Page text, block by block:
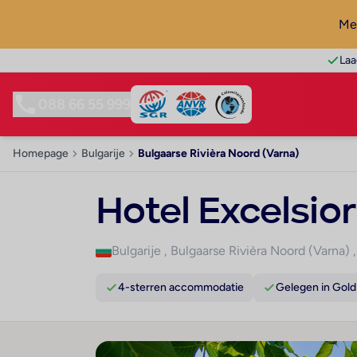
Homepage Bulgarije Bulgaarse Rivièra Noord (Varna)
Hotel Excelsior
Bulgarije , Bulgaarse Rivièra Noord (Varna)
4-sterren accommodatie Gelegen in